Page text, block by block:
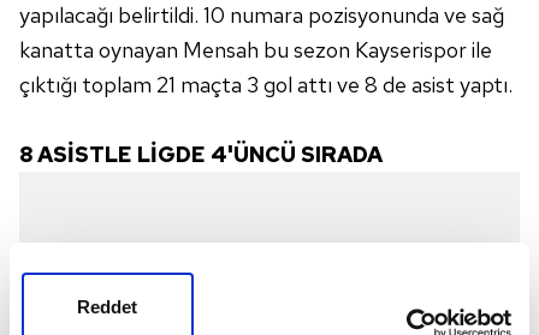
Reddet
yapılacağı belirtildi. 10 numara pozisyonunda ve sağ
kanatta oynayan Mensah bu sezon Kayserispor ile
çıktığı toplam 21 maçta 3 gol attı ve 8 de asist yaptı.
8ASİSTLE LİGDE 4'ÜNCÜ SIRADA